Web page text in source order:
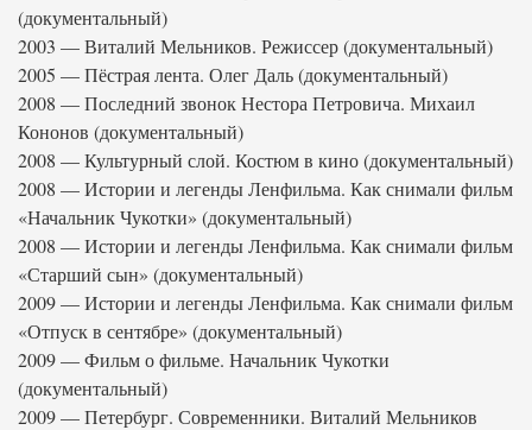
(документальный)
2003 — Виталий Мельников. Режиссер (документальный)
2005 — Пёстрая лента. Олег Даль (документальный)
2008 — Последний звонок Нестора Петровича. Михаил
Кононов (документальный)
2008 — Культурный слой. Костюм в кино (документальный)
2008 — Истории и легенды Ленфильма. Как снимали фильм
«Начальник Чукотки» (документальный)
2008 — Истории и легенды Ленфильма. Как снимали фильм
«Старший сын» (документальный)
2009 — Истории и легенды Ленфильма. Как снимали фильм
«Отпуск в сентябре» (документальный)
2009 — Фильм о фильме. Начальник Чукотки
(документальный)
2009 — Петербург. Современники. Виталий Мельников